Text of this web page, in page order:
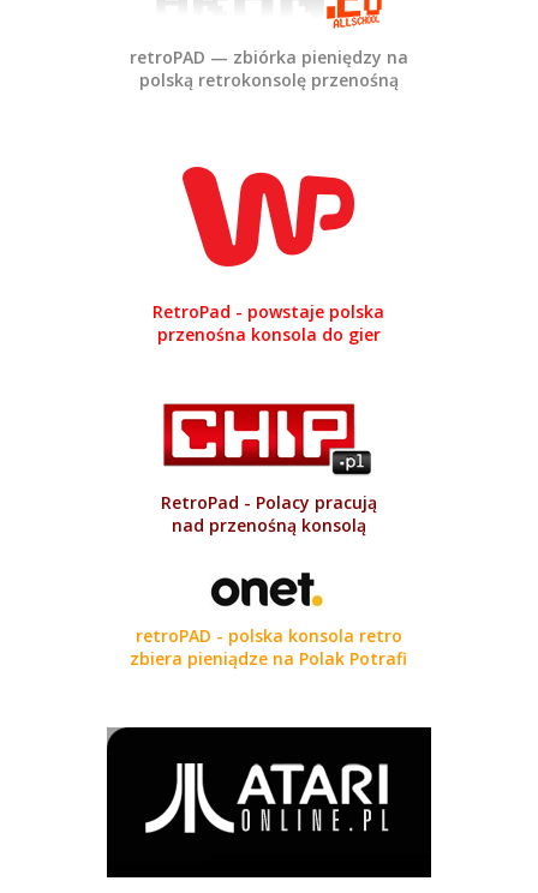
retroPAD — zbiórka pieniędzy na
polską retrokonsolę przenośną
RetroPad - powstaje polska
przenośna konsola do gier
RetroPad - Polacy pracują
nad przenośną konsolą
retroPAD - polska konsola retro
zbiera pieniądze na Polak Potrafi